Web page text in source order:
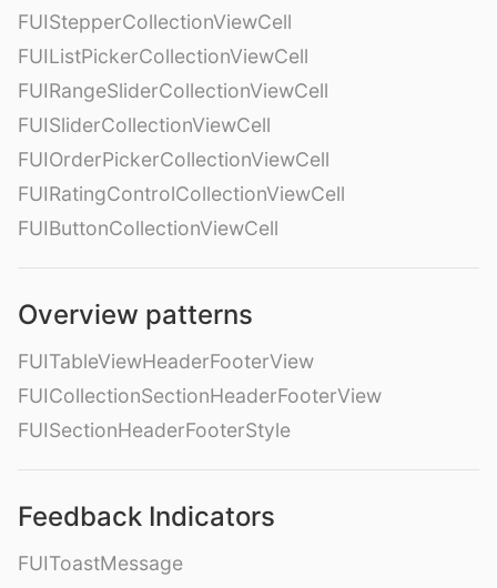
FUIStepperCollectionViewCell
FUIListPickerCollectionViewCell
FUIRangeSliderCollectionViewCell
FUISliderCollectionViewCell
FUIOrderPickerCollectionViewCell
FUIRatingControlCollectionViewCell
FUIButtonCollectionViewCell
Overview patterns
FUITableViewHeaderFooterView
FUICollectionSectionHeaderFooterView
FUISectionHeaderFooterStyle
Feedback Indicators
FUIToastMessage